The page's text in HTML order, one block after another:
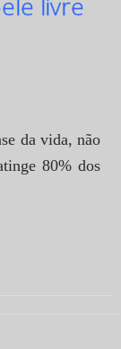
livre
da vida, não
80% dos